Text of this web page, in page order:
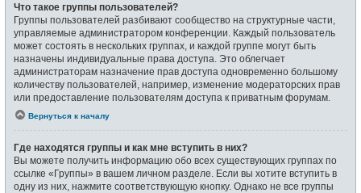
Что такое группы пользователей?
Группы пользователей разбивают сообщество на структурные части,
управляемые администратором конференции. Каждый пользователь
может состоять в нескольких группах, и каждой группе могут быть
назначены индивидуальные права доступа. Это облегчает
администраторам назначение прав доступа одновременно большому
количеству пользователей, например, изменение модераторских прав
или предоставление пользователям доступа к приватным форумам.
Вернуться к началу
Где находятся группы и как мне вступить в них?
Вы можете получить информацию обо всех существующих группах по
ссылке «Группы» в вашем личном разделе. Если вы хотите вступить в
одну из них, нажмите соответствующую кнопку. Однако не все группы